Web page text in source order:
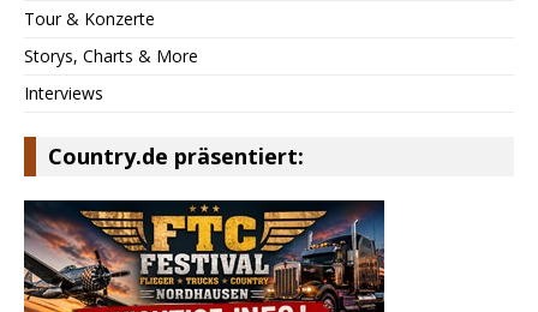
Tour & Konzerte
Storys, Charts & More
Interviews
Country.de präsentiert: